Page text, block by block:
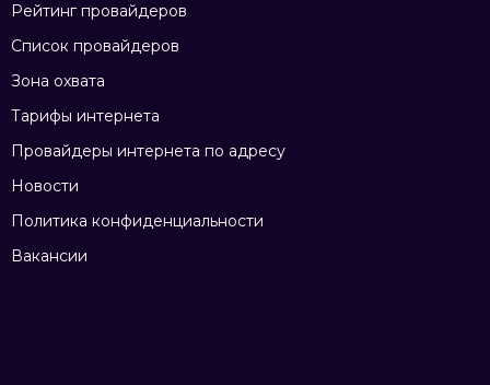
Рейтинг провайдеров
Список провайдеров
Зона охвата
Тарифы интернета
Провайдеры интернета по адресу
Новости
Политика конфиденциальности
Вакансии